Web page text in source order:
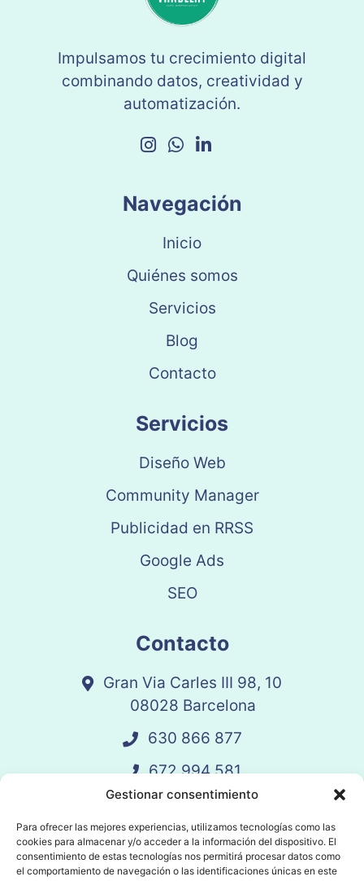
Gestionar consentimiento
Para ofrecer las mejores experiencias, utilizamos tecnologías como las
cookies para almacenar y/o acceder a la información del dispositivo. El
consentimiento de estas tecnologías nos permitirá procesar datos como
el comportamiento de navegación o las identificaciones únicas en este
Impulsamos tu crecimiento digital
combinando datos, creatividad y
automatización.
Navegación
Inicio
Quiénes somos
Servicios
Blog
Contacto
Servicios
Diseño Web
Community Manager
Publicidad en RRSS
Google Ads
SEO
Contacto
Gran Via Carles III 98, 10
08028 Barcelona
630 866 877
672 994 581
vandelay@vandelay.es
Agendar Llamada